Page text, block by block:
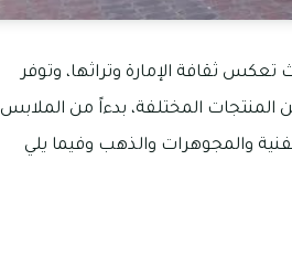
ثقافة الإمارة وتراثها، وتوفر
المختلفة، بدءاً من الملابس
والمجوهرات والذهب وفيما يلي